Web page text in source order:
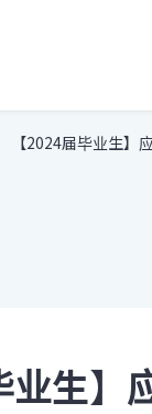
【2024届毕业生】
业生